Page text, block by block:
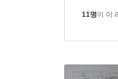
상황은 여전
두루 참여하
11명이 이